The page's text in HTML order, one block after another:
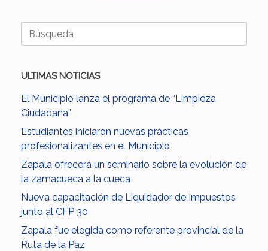
Buscar:
ULTIMAS NOTICIAS
El Municipio lanza el programa de “Limpieza
Ciudadana”
Estudiantes iniciaron nuevas prácticas
profesionalizantes en el Municipio
Zapala ofrecerá un seminario sobre la evolución de
la zamacueca a la cueca
Nueva capacitación de Liquidador de Impuestos
junto al CFP 30
Zapala fue elegida como referente provincial de la
Ruta de la Paz